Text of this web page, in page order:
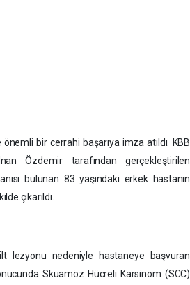
bir cerrahi başarıya imza atıldı. KBB
Özdemir tarafından gerçekleştirilen
bulunan 83 yaşındaki erkek hastanın
çıkarıldı.
lezyonu nedeniyle hastaneye başvuran
Skuamöz Hücreli Karsinom (SCC)